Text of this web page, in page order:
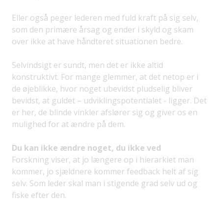
Eller også peger lederen med fuld kraft på sig selv,
som den primære årsag og ender i skyld og skam
over ikke at have håndteret situationen bedre.
Selvindsigt er sundt, men det er ikke altid
konstruktivt. For mange glemmer, at det netop er i
de øjeblikke, hvor noget ubevidst pludselig bliver
bevidst, at guldet – udviklingspotentialet - ligger. Det
er her, de blinde vinkler afslører sig og giver os en
mulighed for at ændre på dem.
Du kan ikke ændre noget, du ikke ved
Forskning viser, at jo længere op i hierarkiet man
kommer, jo sjældnere kommer feedback helt af sig
selv. Som leder skal man i stigende grad selv ud og
fiske efter den.